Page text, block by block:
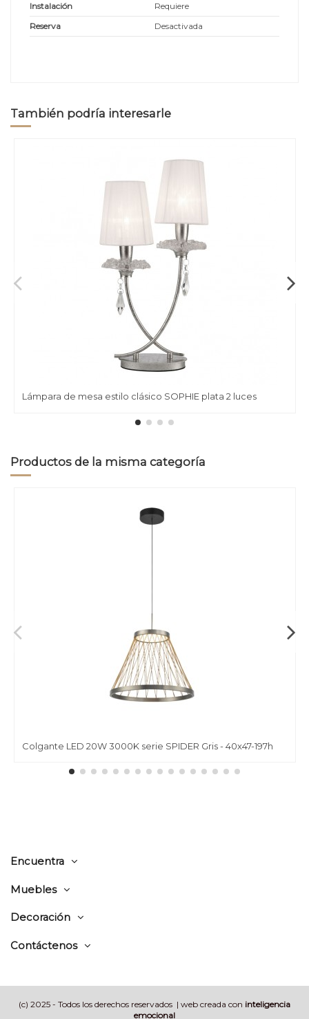
Instalación
Requiere
Reserva
Desactivada
También podría interesarle
Lámpara de mesa estilo clásico SOPHIE plata 2 luces
Productos de la misma categoría
Colgante LED 20W 3000K serie SPIDER Gris - 40x47-197h
Encuentra
Muebles
Decoración
Contáctenos
(c) 2025 - Todos los derechos reservados | web creada con inteligencia
emocional